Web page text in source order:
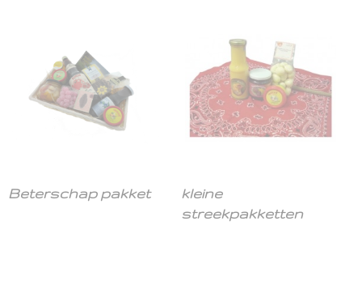
Beterschap pakket
kleine
streekpakketten